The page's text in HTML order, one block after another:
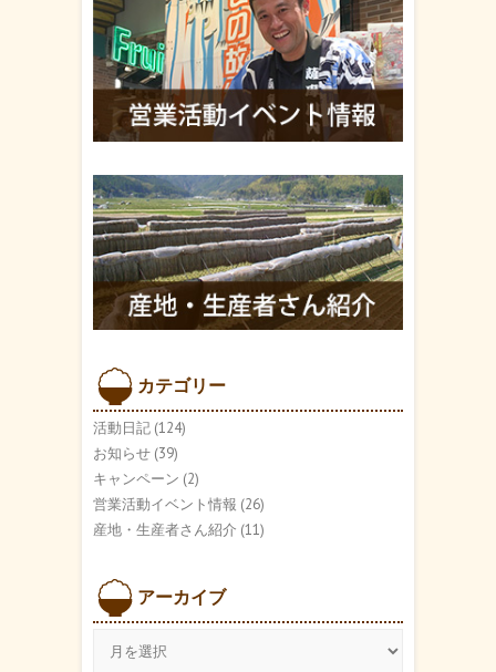
カテゴリー
活動日記 (124)
お知らせ (39)
キャンペーン (2)
営業活動イベント情報 (26)
産地・生産者さん紹介 (11)
アーカイブ